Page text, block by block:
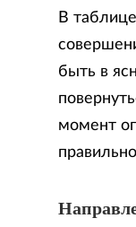
В
быть в
момент